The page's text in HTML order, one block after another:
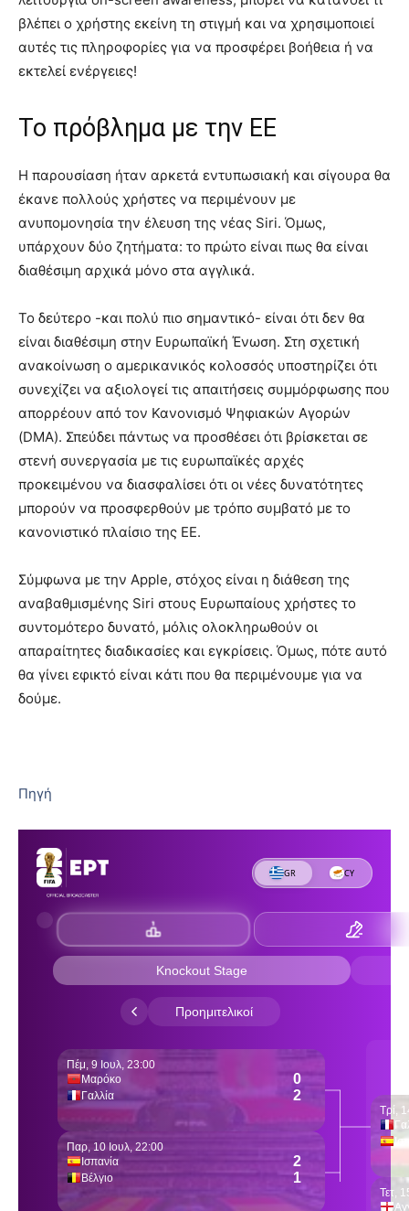
βλέπει ο χρήστης εκείνη τη στιγμή και να χρησιμοποιεί
αυτές τις πληροφορίες για να προσφέρει βοήθεια ή να
εκτελεί ενέργειες!
Το πρόβλημα με την ΕΕ
Η παρουσίαση ήταν αρκετά εντυπωσιακή και σίγουρα θα
έκανε πολλούς χρήστες να περιμένουν με
ανυπομονησία την έλευση της νέας Siri. Όμως,
υπάρχουν δύο ζητήματα: το πρώτο είναι πως θα είναι
διαθέσιμη αρχικά μόνο στα αγγλικά.
Το δεύτερο -και πολύ πιο σημαντικό- είναι ότι δεν θα
είναι διαθέσιμη στην Ευρωπαϊκή Ένωση. Στη σχετική
ανακοίνωση ο αμερικανικός κολοσσός υποστηρίζει ότι
συνεχίζει να αξιολογεί τις απαιτήσεις συμμόρφωσης που
απορρέουν από τον Κανονισμό Ψηφιακών Αγορών
(DMA). Σπεύδει πάντως να προσθέσει ότι βρίσκεται σε
στενή συνεργασία με τις ευρωπαϊκές αρχές
προκειμένου να διασφαλίσει ότι οι νέες δυνατότητες
μπορούν να προσφερθούν με τρόπο συμβατό με το
κανονιστικό πλαίσιο της ΕΕ.
Σύμφωνα με την Apple, στόχος είναι η διάθεση της
αναβαθμισμένης Siri στους Ευρωπαίους χρήστες το
συντομότερο δυνατό, μόλις ολοκληρωθούν οι
απαραίτητες διαδικασίες και εγκρίσεις. Όμως, πότε αυτό
θα γίνει εφικτό είναι κάτι που θα περιμένουμε για να
δούμε.
Πηγή